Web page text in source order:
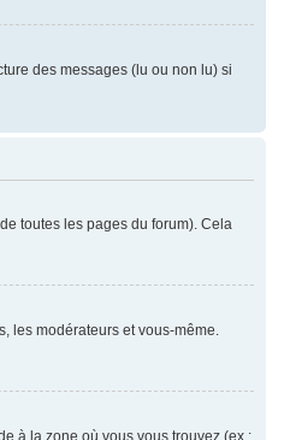
des messages (lu ou non lu) si
toutes les pages du forum). Cela
les modérateurs et vous-même.
à la zone où vous vous trouvez (ex :